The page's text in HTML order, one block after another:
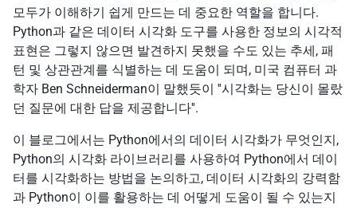
모두가 이해하기 쉽게 만드는 데 중요한 역할을 합니다.
Python과 같은 데이터 시각화 도구를 사용한 정보의 시각적
표현은 그렇지 않으면 발견하지 못했을 수도 있는 추세, 패
턴 및 상관관계를 식별하는 데 도움이 되며, 미국 컴퓨터 과
학자 Ben Schneiderman이 말했듯이 ''시각화는 당신이 몰랐
던 질문에 대한 답을 제공합니다''.
이 블로그에서는 Python에서의 데이터 시각화가 무엇인지,
Python의 시각화 라이브러리를 사용하여 Python에서 데이
터를 시각화하는 방법을 논의하고, 데이터 시각화의 강력함
과 Python이 이를 활용하는 데 어떻게 도움이 될 수 있는지